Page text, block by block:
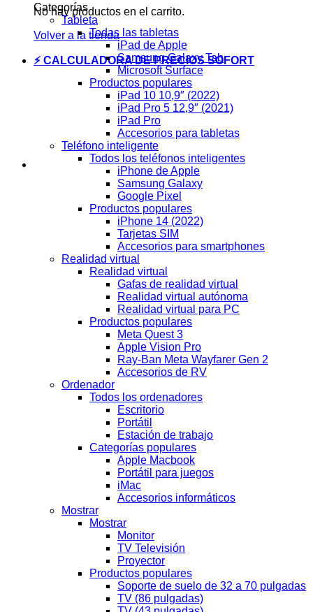
No hay productos en el carrito.
Volver a la tienda
⚡ CALCULADORA DE PRECIOS SOFORT
Categorías
Tableta
Todas las tabletas
iPad de Apple
Samsung Galaxy Tab
Microsoft Surface
Productos populares
iPad 10 10,9″ (2022)
iPad Pro 5 12,9″ (2021)
iPad Pro
Accesorios para tabletas
Teléfono inteligente
Todos los teléfonos inteligentes
iPhone de Apple
Samsung Galaxy
Google Pixel
Productos populares
iPhone 14 (2022)
Tarjetas SIM
Accesorios para smartphones
Realidad virtual
Realidad virtual
Gafas de realidad virtual
Realidad virtual autónoma
Realidad virtual para PC
Productos populares
Meta Quest 3
Apple Vision Pro
Ray-Ban Meta Wayfarer Gen 2
Accesorios de RV
Ordenador
Todos los ordenadores
Escritorio
Portátil
Estación de trabajo
Categorías populares
Apple Macbook
Portátil para juegos
iMac
Accesorios informáticos
Mostrar
Mostrar
Monitor
TV Televisión
Proyector
Productos populares
Soporte de suelo de 32 a 70 pulgadas
TV (86 pulgadas)